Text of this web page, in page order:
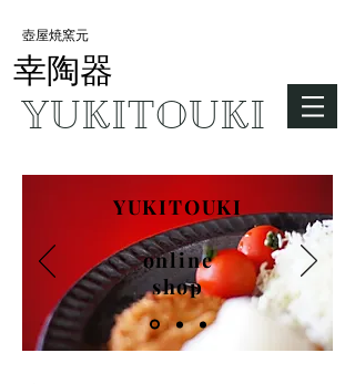
​幸陶器
​壺屋焼窯元
YUKITOUKI
YUKITOUKI
online
shop